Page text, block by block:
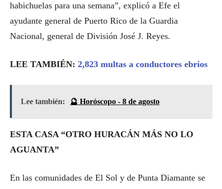
habichuelas para una semana”, explicó a Efe el
ayudante general de Puerto Rico de la Guardia
Nacional, general de División José J. Reyes.
LEE TAMBIÉN: 2,823 multas a conductores ebrios
Lee también: 🔮 Horóscopo - 8 de agosto
ESTA CASA “OTRO HURACÁN MÁS NO LO
AGUANTA”
En las comunidades de El Sol y de Punta Diamante se